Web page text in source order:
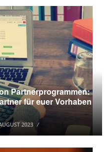
Partnerprogrammen:
für euer Vorhaben
2023